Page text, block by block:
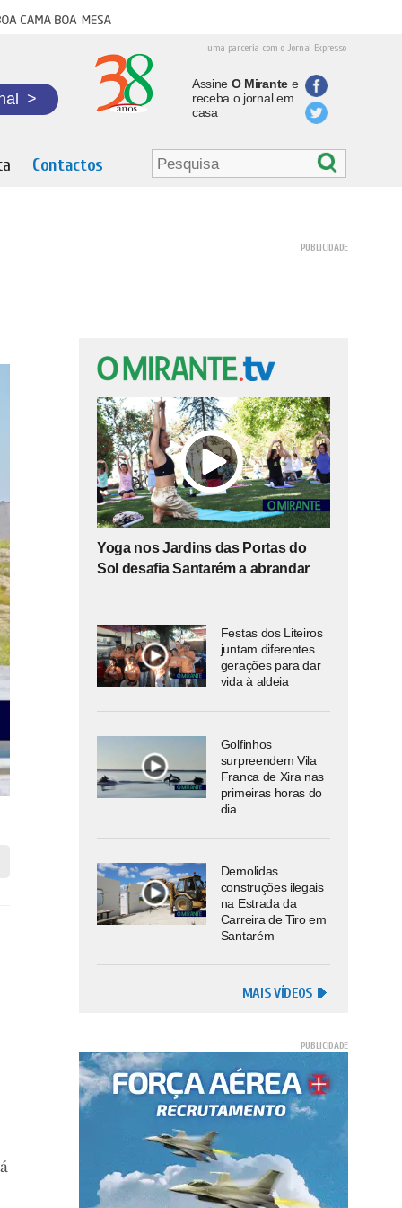
cama boa mesa
uma parceria com o Jornal Expresso
>
Assine O Mirantee
receba o jornal em
casa
Contactos
Yoga nos Jardins das Portas do
Sol desafia Santarém a abrandar
Festas dos Liteiros
juntam diferentes
gerações para dar
vida à aldeia
Golfinhos
surpreendem Vila
Franca de Xira nas
primeiras horas do
dia
Demolidas
construções ilegais
na Estrada da
Carreira de Tiro em
Santarém
MAIS VÍDEOS